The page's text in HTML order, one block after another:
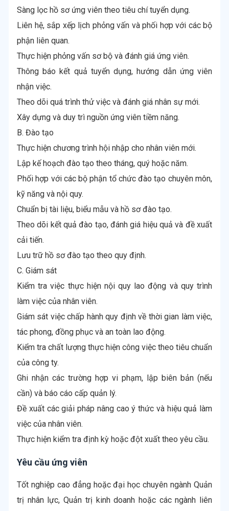
Sàng lọc hồ sơ ứng viên theo tiêu chí tuyển dụng.
Liên hệ, sắp xếp lịch phỏng vấn và phối hợp với các bộ
phận liên quan.
Thực hiện phỏng vấn sơ bộ và đánh giá ứng viên.
Thông báo kết quả tuyển dụng, hướng dẫn ứng viên
nhận việc.
Theo dõi quá trình thử việc và đánh giá nhân sự mới.
Xây dựng và duy trì nguồn ứng viên tiềm năng.
B. Đào tạo
Thực hiện chương trình hội nhập cho nhân viên mới.
Lập kế hoạch đào tạo theo tháng, quý hoặc năm.
Phối hợp với các bộ phận tổ chức đào tạo chuyên môn,
kỹ năng và nội quy.
Chuẩn bị tài liệu, biểu mẫu và hồ sơ đào tạo.
Theo dõi kết quả đào tạo, đánh giá hiệu quả và đề xuất
cải tiến.
Lưu trữ hồ sơ đào tạo theo quy định.
C. Giám sát
Kiểm tra việc thực hiện nội quy lao động và quy trình
làm việc của nhân viên.
Giám sát việc chấp hành quy định về thời gian làm việc,
tác phong, đồng phục và an toàn lao động.
Kiểm tra chất lượng thực hiện công việc theo tiêu chuẩn
của công ty.
Ghi nhận các trường hợp vi phạm, lập biên bản (nếu
cần) và báo cáo cấp quản lý.
Đề xuất các giải pháp nâng cao ý thức và hiệu quả làm
việc của nhân viên.
Thực hiện kiểm tra định kỳ hoặc đột xuất theo yêu cầu.
Yêu cầu ứng viên
Tốt nghiệp cao đẳng hoặc đại học chuyên ngành Quản
trị nhân lực, Quản trị kinh doanh hoặc các ngành liên